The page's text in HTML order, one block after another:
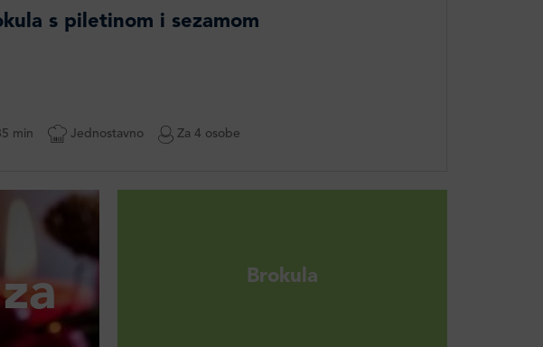
s piletinom i sezamom
min Jednostavno Za 4 osobe
Brokula